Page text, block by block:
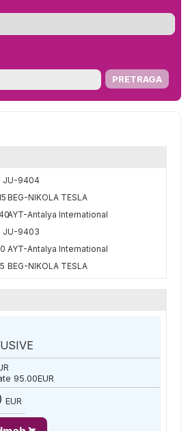
JU-9404
BEG-NIKOLA TESLA
AYT-Antalya International
JU-9403
AYT-Antalya International
BEG-NIKOLA TESLA
95.00EUR
EUR